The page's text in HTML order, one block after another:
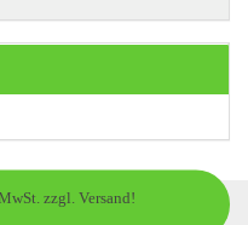
zzgl. Versand!